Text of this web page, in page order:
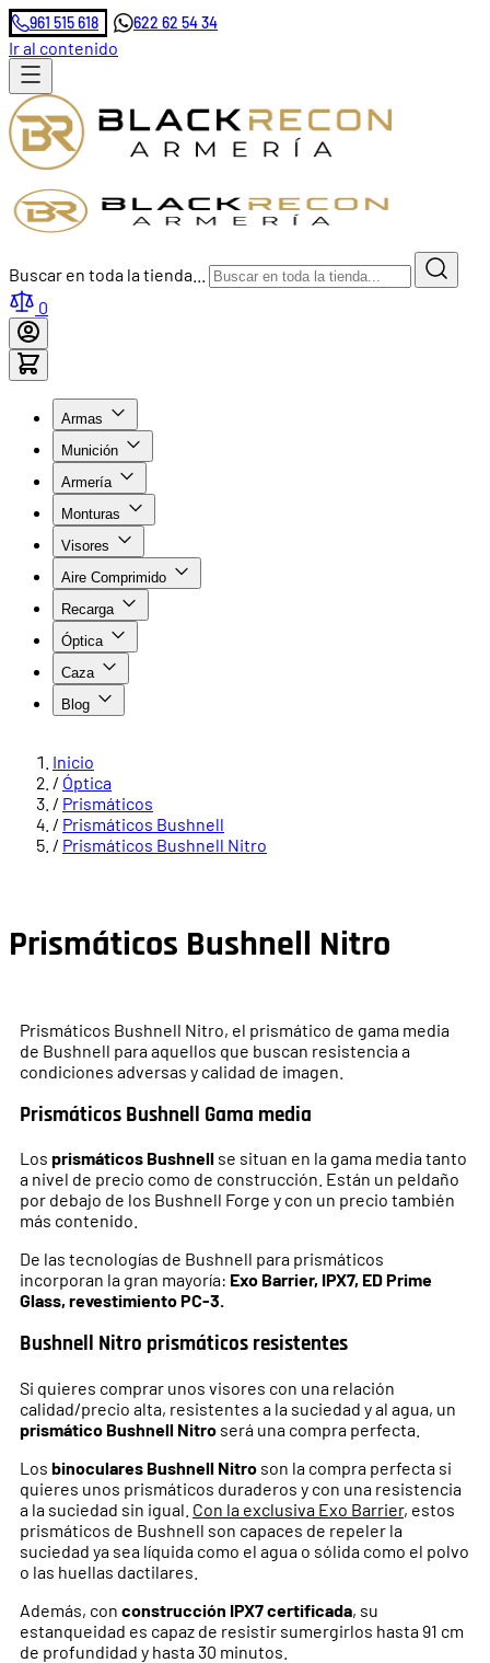
961 515 618 622 62 54 34
Ir al contenido
Buscar en toda la tienda...
0
Armas
Munición
Armería
Monturas
Visores
Aire Comprimido
Recarga
Óptica
Caza
Blog
Inicio
/ Óptica
/ Prismáticos
/ Prismáticos Bushnell
/ Prismáticos Bushnell Nitro
Prismáticos Bushnell Nitro
Prismáticos Bushnell Nitro, el prismático de gama media
de Bushnell para aquellos que buscan resistencia a
condiciones adversas y calidad de imagen.
Prismáticos Bushnell Gama media
Los prismáticos Bushnell se situan en la gama media tanto
a nivel de precio como de construcción. Están un peldaño
por debajo de los Bushnell Forge y con un precio también
más contenido.
De las tecnologías de Bushnell para prismáticos
incorporan la gran mayoría: Exo Barrier, IPX7, ED Prime
Glass, revestimiento PC-3.
Bushnell Nitro prismáticos resistentes
Si quieres comprar unos visores con una relación
calidad/precio alta, resistentes a la suciedad y al agua, un
prismático Bushnell Nitro será una compra perfecta.
Los binoculares Bushnell Nitro son la compra perfecta si
quieres unos prismáticos duraderos y con una resistencia
a la suciedad sin igual. Con la exclusiva Exo Barrier, estos
prismáticos de Bushnell son capaces de repeler la
suciedad ya sea líquida como el agua o sólida como el polvo
o las huellas dactilares.
Además, con construcción IPX7 certificada, su
estanqueidad es capaz de resistir sumergirlos hasta 91 cm
de profundidad y hasta 30 minutos.